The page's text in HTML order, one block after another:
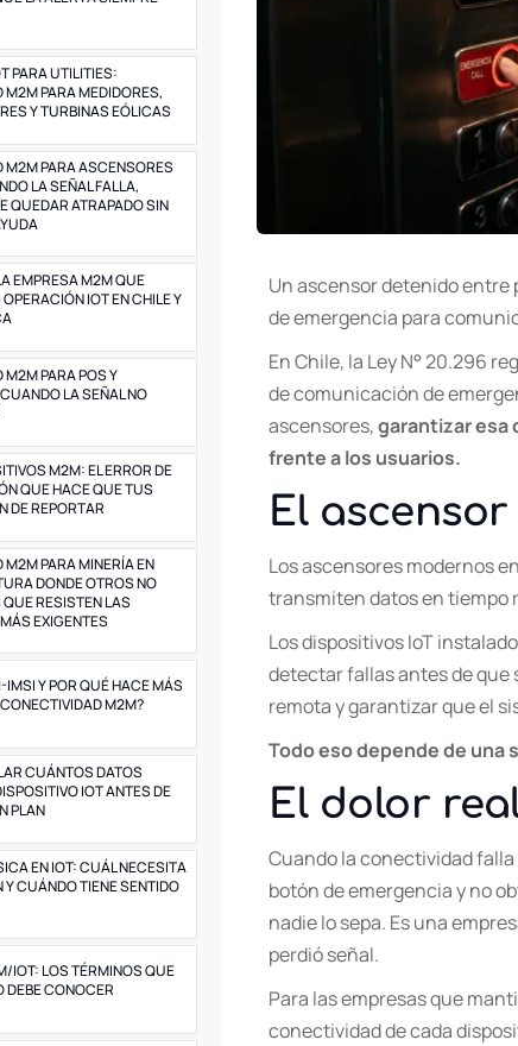
PARA UTILITIES:
PARA MEDIDORES,
Y TURBINAS EÓLICAS
M2M PARA ASCENSORES
LA SEÑAL FALLA,
QUEDAR ATRAPADO SIN
EMPRESA M2M QUE
IOT EN CHILE Y
PARA POS Y
LA SEÑAL NO
M2M: EL ERROR DE
QUE HACE QUE TUS
DE REPORTAR
PARA MINERÍA EN
DONDE OTROS NO
RESISTEN LAS
EXIGENTES
IMSI Y POR QUÉ HACE MÁS
M2M?
CUÁNTOS DATOS
IOT ANTES DE
PLAN
EN IOT: CUÁL NECESITA
CUÁNDO TIENE SENTIDO
IOT: LOS TÉRMINOS QUE
DEBE CONOCER
Un ascensor detenido entre
de emergencia para
En Chile, la Ley N° 20.296
de comunicación de
ascensores,garantizar esa
frente a los usuarios.
El
Los ascensores modernos
transmiten datos en tiempo
Los dispositivos IoT
detectar fallas antes de
remota y garantizar que el
Todo eso depende de una
El dolor
Cuando la conectividad
botón de emergencia y no
nadie lo sepa. Es una
perdió señal.
Para las empresas que
conectividad de cada